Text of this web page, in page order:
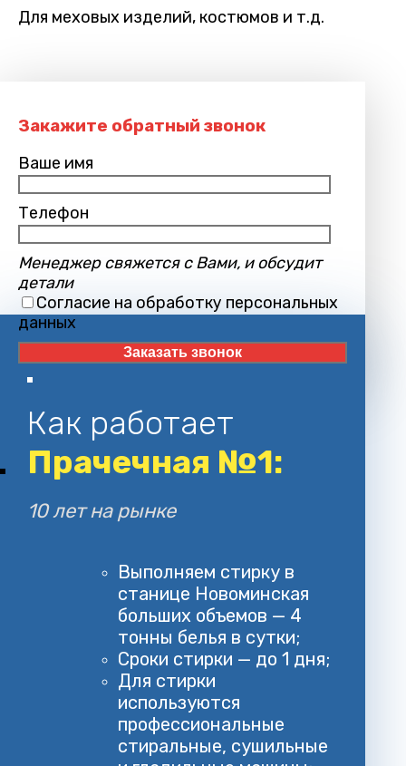
Для меховых изделий, костюмов и т.д.
Закажите обратный звонок
Ваше имя
Телефон
Менеджер свяжется с Вами, и обсудит
детали
Согласие на обработку персональных
данных
Как работает
Прачечная №1:
10 лет на рынке
Выполняем стирку в
станице Новоминская
больших объемов — 4
тонны белья в сутки;
Сроки стирки — до 1 дня;
Для стирки
используются
профессиональные
стиральные, сушильные